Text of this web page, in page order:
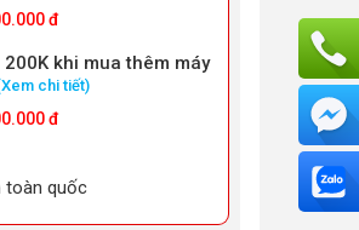
toàn quốc
đ
khi mua thêm máy
chi tiết)
đ